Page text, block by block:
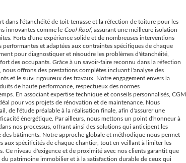
dans l'étanchéité de toit-terrasse et la réfection de toiture pour les
innovantes comme le Cool Roof, assurant une meilleure isolation
Forts d'une expérience solide et de nombreuses interventions
et adaptées aux contraintes spécifiques de chaque
pour diagnostiquer et résoudre les problèmes d'étanchéité,
des occupants. Grâce à un savoir-faire reconnu dans la réfection
offrons des prestations complètes incluant l'analyse des
et le suivi rigoureux des travaux. Notre engagement envers la
de haute performance, respectueux des normes
En associant expertise technique et conseils personnalisés, CGM
pour vos projets de rénovation et de maintenance. Nous
de l'étude préalable à la réalisation finale, afin d'assurer une
énergétique. Par ailleurs, nous mettons un point d'honneur à
nos processus, offrant ainsi des solutions qui anticipent les
bâtiments. Notre approche globale et méthodique nous permet
aux spécificités de chaque chantier, tout en veillant à limiter les
Ce niveau d'exigence et de proximité avec nos clients garantit que
patrimoine immobilier et à la satisfaction durable de ceux qui